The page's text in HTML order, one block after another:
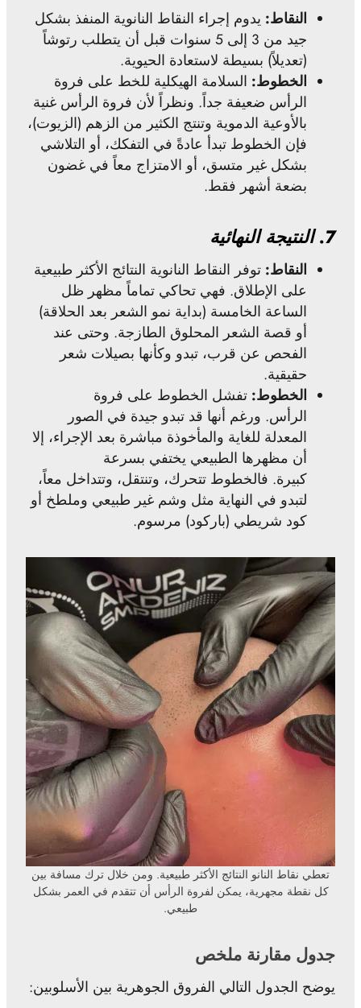
النقاط: يدوم إجراء النقاط النانوية المنفذ بشكل
جيد من 3 إلى 5 سنوات قبل أن يتطلب رتوشاً
(تعديلاً) بسيطة لاستعادة الحيوية.
الخطوط: السلامة الهيكلية للخط على فروة
الرأس ضعيفة جداً. ونظراً لأن فروة الرأس غنية
بالأوعية الدموية وتنتج الكثير من الزهم (الزيوت)،
فإن الخطوط تبدأ عادةً في التفكك، أو التلاشي
بشكل غير متسق، أو الامتزاج معاً في غضون
بضعة أشهر فقط.
7. النتيجة النهائية
النقاط: توفر النقاط النانوية النتائج الأكثر طبيعية
على الإطلاق. فهي تحاكي تماماً مظهر ظل
الساعة الخامسة (بداية نمو الشعر بعد الحلاقة)
أو قصة الشعر المحلوق الطازجة. وحتى عند
الفحص عن قرب، تبدو وكأنها بصيلات شعر
حقيقية.
الخطوط: تفشل الخطوط على فروة
الرأس. ورغم أنها قد تبدو جيدة في الصور
المعدلة للغاية والمأخوذة مباشرة بعد الإجراء، إلا
أن مظهرها الطبيعي يختفي بسرعة
كبيرة. فالخطوط تتحرك، وتنتقل، وتتداخل معاً،
لتبدو في النهاية مثل وشم غير طبيعي وملطخ أو
كود شريطي (باركود) مرسوم.
تعطي نقاط النانو النتائج الأكثر طبيعية. ومن خلال ترك مسافة بين
كل نقطة مجهرية، يمكن لفروة الرأس أن تتقدم في العمر بشكل
طبيعي.
جدول مقارنة ملخص
يوضح الجدول التالي الفروق الجوهرية بين الأسلوبين: